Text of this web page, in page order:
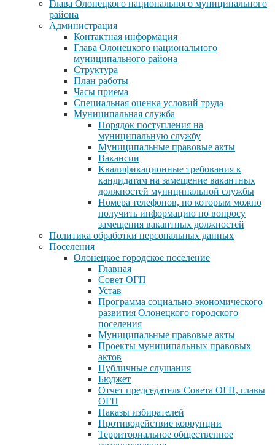
Глава Олонецкого национального муниципального
района
Администрация
Контактная информация
Глава Олонецкого национального
муниципального района
Структура
План работы
Часы приема
Специальная оценка условий труда
Муниципальная служба
Порядок поступления на
муниципальную службу
Муниципальные правовые акты
Вакансии
Квалификационные требования к
кандидатам на замещение вакантных
должностей муниципальной службы
Номера телефонов, по которым можно
получить информацию по вопросу
замещения вакантных должностей
Политика обработки персональных данных
Поселения
Олонецкое городское поселение
Главная
Совет ОГП
Устав
Программа социально-экономического
развития Олонецкого городского
поселения
Муниципальные правовые акты
Проекты муниципальных правовых
актов
Публичные слушания
Бюджет
Отчет председателя Совета ОГП, главы
ОГП
Наказы избирателей
Противодействие коррупции
Территориальное общественное